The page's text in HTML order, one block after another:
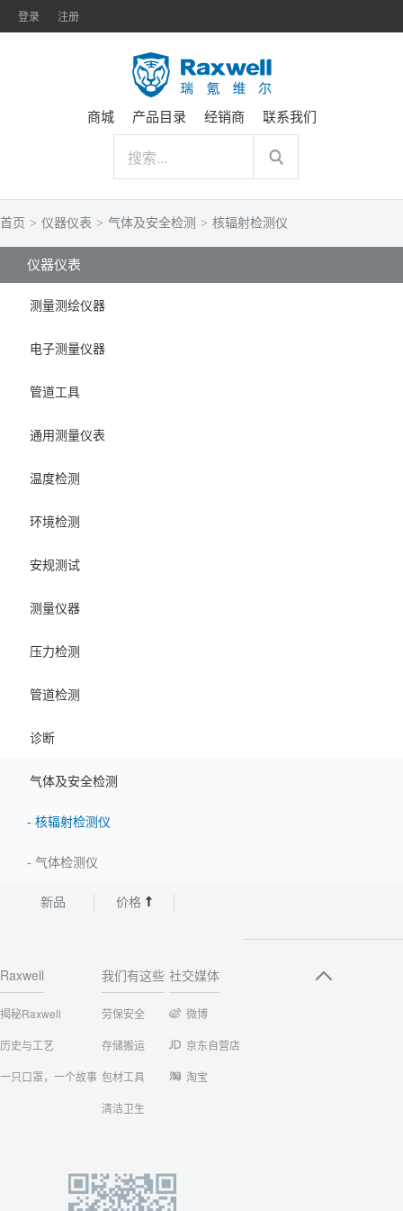
登录 注册
商城 产品目录 经销商 联系我们
首页 > 仪器仪表 > 气体及安全检测 > 核辐射检测仪
仪器仪表
测量测绘仪器
电子测量仪器
管道工具
通用测量仪表
温度检测
环境检测
安规测试
测量仪器
压力检测
管道检测
诊断
气体及安全检测
- 核辐射检测仪
- 气体检测仪
新品 价格
Raxwell
揭秘Raxwell
历史与工艺
一只口罩，一个故事
我们有这些
劳保安全
存储搬运
包材工具
清洁卫生
社交媒体
微博
京东自营店
淘宝